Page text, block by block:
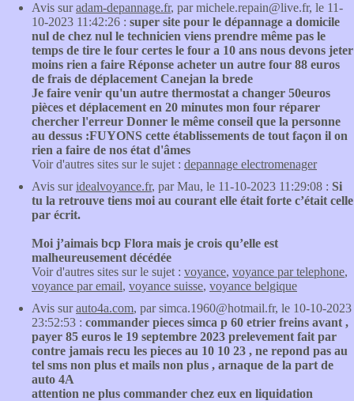
Avis suradam-depannage.fr, par michele.repain@live.fr, le 11-
10-2023 11:42:26 : super site pour le dépannage a domicile
nul de chez nul le technicien viens prendre même pas le
temps de tire le four certes le four a 10 ans nous devons jeter
moins rien a faire Réponse acheter un autre four 88 euros
de frais de déplacement Canejan la brede
Je faire venir qu'un autre thermostat a changer 50euros
pièces et déplacement en 20 minutes mon four réparer
chercher l'erreur Donner le même conseil que la personne
au dessus :FUYONS cette établissements de tout façon il on
rien a faire de nos état d'âmes
Voir d'autres sites sur le sujet : depannage electromenager
Avis suridealvoyance.fr, par Mau, le 11-10-2023 11:29:08 : Si
tu la retrouve tiens moi au courant elle était forte c’était celle
par écrit.
Moi j’aimais bcp Flora mais je crois qu’elle est
malheureusement décédée
Voir d'autres sites sur le sujet : voyance, voyance par telephone,
voyance par email, voyance suisse, voyance belgique
Avis surauto4a.com, par simca.1960@hotmail.fr, le 10-10-2023
23:52:53 : commander pieces simca p 60 etrier freins avant ,
payer 85 euros le 19 septembre 2023 prelevement fait par
contre jamais recu les pieces au 10 10 23 , ne repond pas au
tel sms non plus et mails non plus , arnaque de la part de
auto 4A
attention ne plus commander chez eux en liquidation